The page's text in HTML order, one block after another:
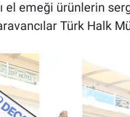
el emeği ürünlerin
Türk Halk